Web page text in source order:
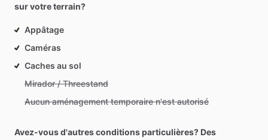
sur votre terrain?
Appâtage
Caméras
Caches au sol
Mirador / Threestand
Aucun aménagement temporaire n'est autorisé
Avez-vous d'autres conditions particulières? Des